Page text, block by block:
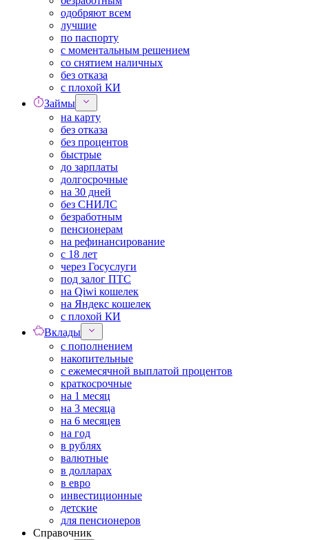
одобряют всем
лучшие
по паспорту
с моментальным решением
со снятием наличных
без отказа
с плохой КИ
Займы
на карту
без отказа
без процентов
быстрые
до зарплаты
долгосрочные
на 30 дней
без СНИЛС
безработным
пенсионерам
на рефинансирование
с 18 лет
через Госуслуги
под залог ПТС
на Qiwi кошелек
на Яндекс кошелек
с плохой КИ
Вклады
с пополнением
накопительные
с ежемесячной выплатой процентов
краткосрочные
на 1 месяц
на 3 месяца
на 6 месяцев
на год
в рублях
валютные
в долларах
в евро
инвестиционные
детские
для пенсионеров
Справочник